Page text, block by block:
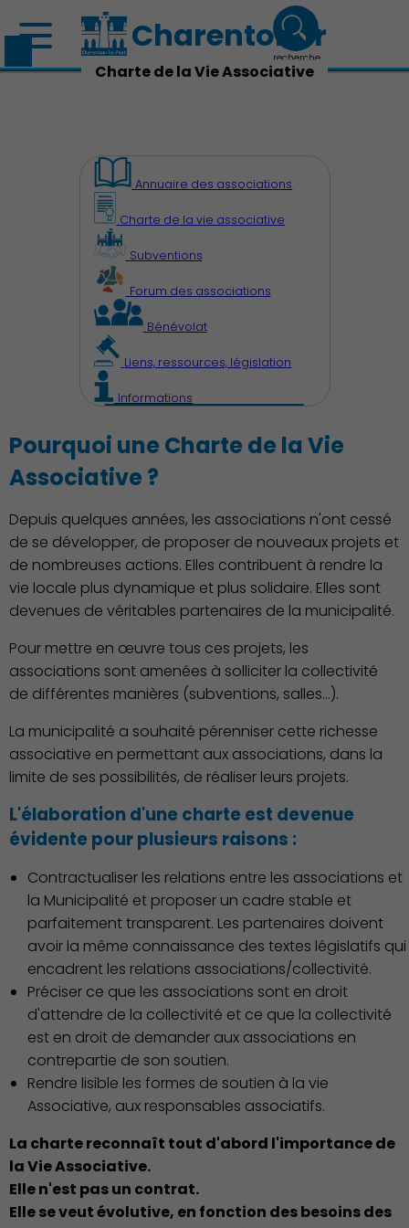
Découvrir Charenton
Démocratie locale
Famille
Action Sociale Solidarité
Environnement cadre de
vie
Culture
Emploi
Charenton.fr
recherche
Charte de la Vie Associative
Annuaire des associations
Charte de la vie associative
Subventions
Forum des associations
Bénévolat
Liens, ressources, législation
Informations
Pourquoi une Charte de la Vie
Associative ?
Depuis quelques années, les associations n'ont cessé
de se développer, de proposer de nouveaux projets et
de nombreuses actions. Elles contribuent à rendre la
vie locale plus dynamique et plus solidaire. Elles sont
devenues de véritables partenaires de la municipalité.
Pour mettre en œuvre tous ces projets, les
associations sont amenées à solliciter la collectivité
de différentes manières (subventions, salles…).
La municipalité a souhaité pérenniser cette richesse
associative en permettant aux associations, dans la
limite de ses possibilités, de réaliser leurs projets.
L'élaboration d'une charte est devenue
évidente pour plusieurs raisons :
Contractualiser les relations entre les associations et
la Municipalité et proposer un cadre stable et
parfaitement transparent. Les partenaires doivent
avoir la même connaissance des textes législatifs qui
encadrent les relations associations/collectivité.
Préciser ce que les associations sont en droit
d'attendre de la collectivité et ce que la collectivité
est en droit de demander aux associations en
contrepartie de son soutien.
Rendre lisible les formes de soutien à la vie
Associative, aux responsables associatifs.
La charte reconnaît tout d'abord l'importance de
la Vie Associative.
Elle n'est pas un contrat.
Elle se veut évolutive, en fonction des besoins des